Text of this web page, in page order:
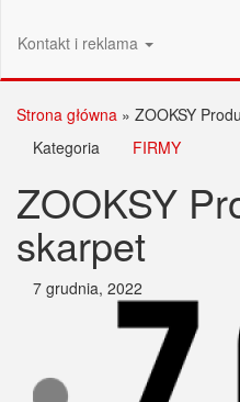
Kontakt i reklama
Strona główna » ZOOKSY
Kategoria
FIRMY
ZOOKSY
skarpet
7 grudnia, 2022